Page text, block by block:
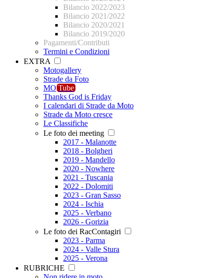
Bilancio 2022/2023
Bilancio 2021/2022
Bilancio 2020/2021
Bilancio 2019/2020
Pagamenti/Contributi
Termini e Condizioni
EXTRA
Motogallery
Strade da Foto
MO Tube
Thanks God is Friday
I calendari di Strade da Moto
Strade da Moto cresce
Le Classifiche
Le foto dei meeting
2017 - Malanotte
2018 - Bolgheri
2019 - Mandello
2020 - Nowhere
2021 - Tuscania
2022 - Dolomiti
2023 - Gran Sasso
2024 - Ischia
2025 - Verbano
2026 - Gorizia
Le foto dei RacContagiri
2023 - Parma
2024 - Valle Stura
2025 - Verona
RUBRICHE